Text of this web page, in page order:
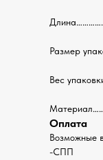
Размер
Вес
Оплата
Возможные
-СПП